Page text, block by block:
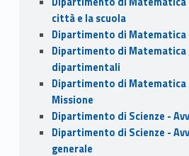
città e la scuola
Dipartimento di Matematica
Dipartimento di Matematica
dipartimentali
Dipartimento di Matematica
Missione
Dipartimento di Scienze -
Dipartimento di Scienze -
generale